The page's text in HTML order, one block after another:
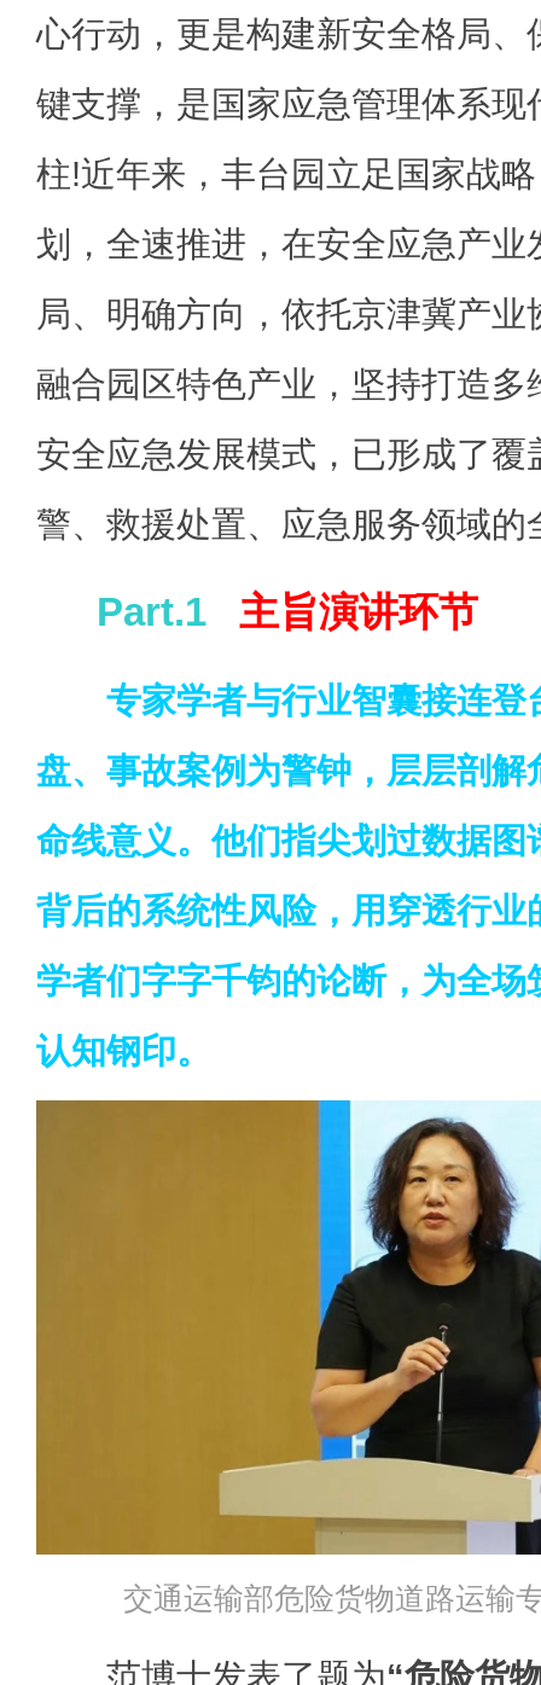
心行动，更是构建新安全格局、
键支撑，是国家应急管理体系现
柱!近年来，丰台园立足国家战
划，全速推进，在安全应急产业
局、明确方向，依托京津冀产
融合园区特色产业，坚持打造多
安全应急发展模式，已形成了
警、救援处置、应急服务领域的
Part.1 主旨演讲环节
专家学者与行业智囊接连登
盘、事故案例为警钟，层层剖解
命线意义。他们指尖划过数据图
背后的系统性风险，用穿透行业
学者们字字千钧的论断，为全场
认知钢印。
交通运输部危险货物道路运输
范博士发表了题为“危险货